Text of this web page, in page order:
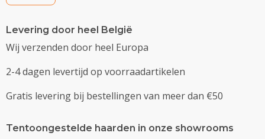
Levering door heel België
Wij verzenden door heel Europa
2-4 dagen levertijd op voorraadartikelen
Gratis levering bij bestellingen van meer dan €50
Tentoongestelde haarden in onze showrooms